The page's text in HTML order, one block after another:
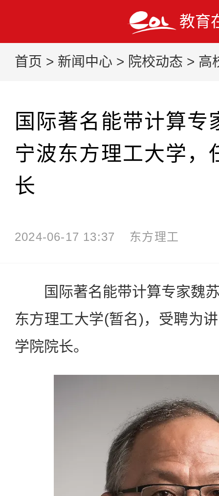
教育
首页 > 新闻中心 > 院校动态 > 高
国际著名能带计算专
宁波东方理工大学，
长
2024-06-17 13:37 东方理工
国际著名能带计算专家魏苏
东方理工大学(暂名)，受聘为
学院院长。